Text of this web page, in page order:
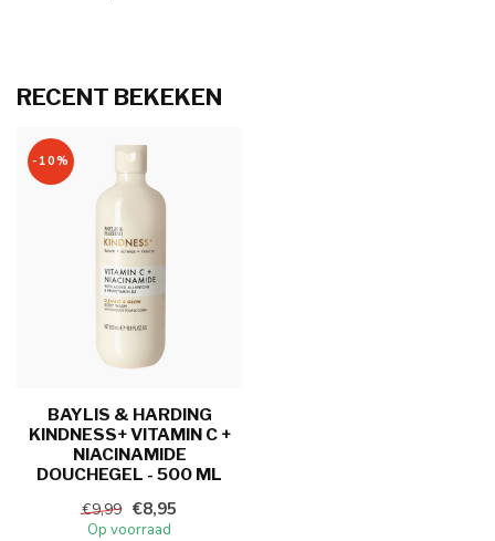
RECENT BEKEKEN
-10%
BAYLIS & HARDING
KINDNESS+ VITAMIN C +
NIACINAMIDE
DOUCHEGEL - 500 ML
€9,99 €8,95
Op voorraad